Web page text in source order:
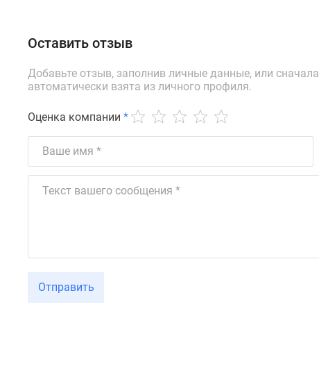
Оставить отзыв
Добавьте отзыв, заполнив личные данные, или сначала
автоматически взята из личного профиля.
Оценка компании *
Отправить